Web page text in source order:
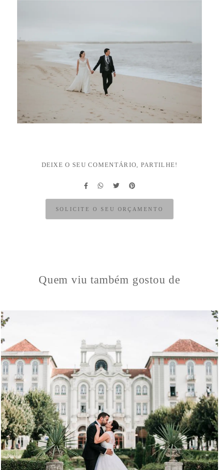
DEIXE O SEU COMENTÁRIO, PARTILHE!
SOLICITE O SEU ORÇAMENTO
Quem viu também gostou de
0